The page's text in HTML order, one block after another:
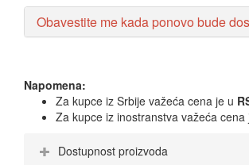
Obavestite me kada ponovo bude
Napomena:
Za kupce iz Srbije važeća cena je u
Za kupce iz inostranstva važeća cena
Dostupnost proizvoda